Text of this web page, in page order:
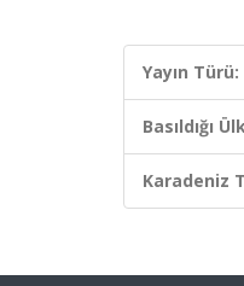
Yayın Türü:
Basıldığı
Karadeniz